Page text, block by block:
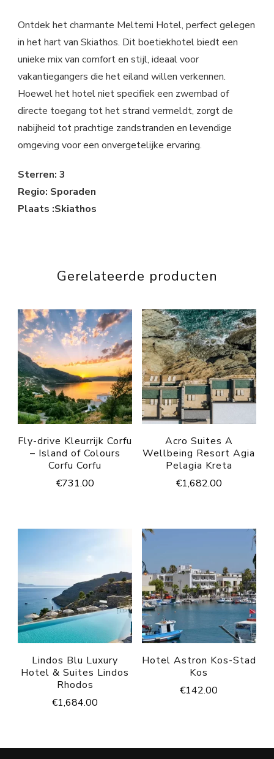
Ontdek het charmante Meltemi Hotel, perfect gelegen
in het hart van Skiathos. Dit boetiekhotel biedt een
unieke mix van comfort en stijl, ideaal voor
vakantiegangers die het eiland willen verkennen.
Hoewel het hotel niet specifiek een zwembad of
directe toegang tot het strand vermeldt, zorgt de
nabijheid tot prachtige zandstranden en levendige
omgeving voor een onvergetelijke ervaring.
Sterren: 3
Regio: Sporaden
Plaats :Skiathos
Gerelateerde producten
Fly-drive Kleurrijk Corfu
– Island of Colours
Corfu Corfu
€731.00
Acro Suites A
Wellbeing Resort Agia
Pelagia Kreta
€1,682.00
Lindos Blu Luxury
Hotel & Suites Lindos
Rhodos
€1,684.00
Hotel Astron Kos-Stad
Kos
€142.00